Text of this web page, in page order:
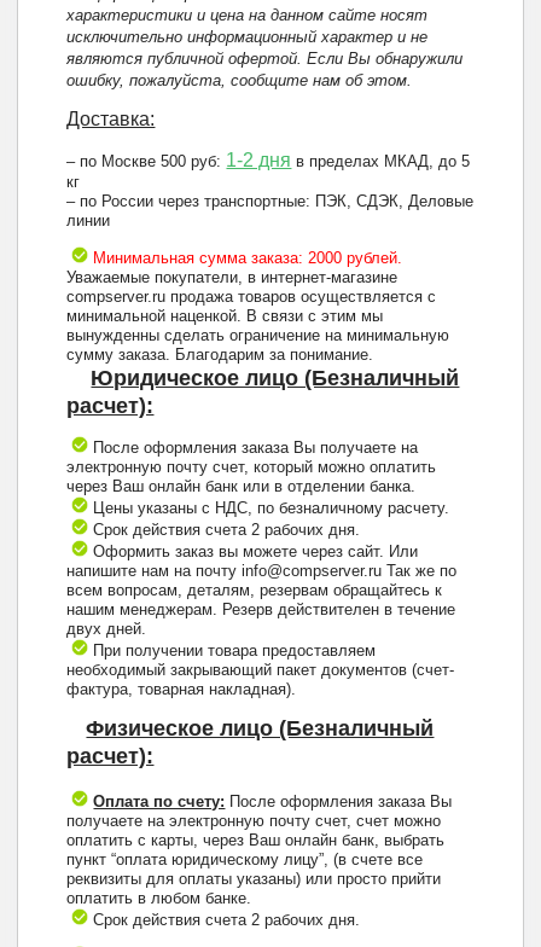
характеристики и цена на данном сайте носят
исключительно информационный характер и не
являются публичной офертой. Если Вы обнаружили
ошибку, пожалуйста, сообщите нам об этом.
Доставка:
– по Москве 500 руб: 1-2 дня в пределах МКАД, до 5
кг
– по России через транспортные: ПЭК, СДЭК, Деловые
линии
Минимальная сумма заказа: 2000 рублей.
Уважаемые покупатели, в интернет-магазине
compserver.ru продажа товаров осуществляется с
минимальной наценкой. В связи с этим мы
вынужденны сделать ограничение на минимальную
сумму заказа. Благодарим за понимание.
Юридическое лицо (Безналичный
расчет):
После оформления заказа Вы получаете на
электронную почту счет, который можно оплатить
через Ваш онлайн банк или в отделении банка.
Цены указаны с НДС, по безналичному расчету.
Срок действия счета 2 рабочих дня.
Оформить заказ вы можете через сайт. Или
напишите нам на почту info@compserver.ru Так же по
всем вопросам, деталям, резервам обращайтесь к
нашим менеджерам. Резерв действителен в течение
двух дней.
При получении товара предоставляем
необходимый закрывающий пакет документов (счет-
фактура, товарная накладная).
Физическое лицо (Безналичный
расчет):
Оплата по счету: После оформления заказа Вы
получаете на электронную почту счет, счет можно
оплатить с карты, через Ваш онлайн банк, выбрать
пункт “оплата юридическому лицу”, (в счете все
реквизиты для оплаты указаны) или просто прийти
оплатить в любом банке.
Срок действия счета 2 рабочих дня.